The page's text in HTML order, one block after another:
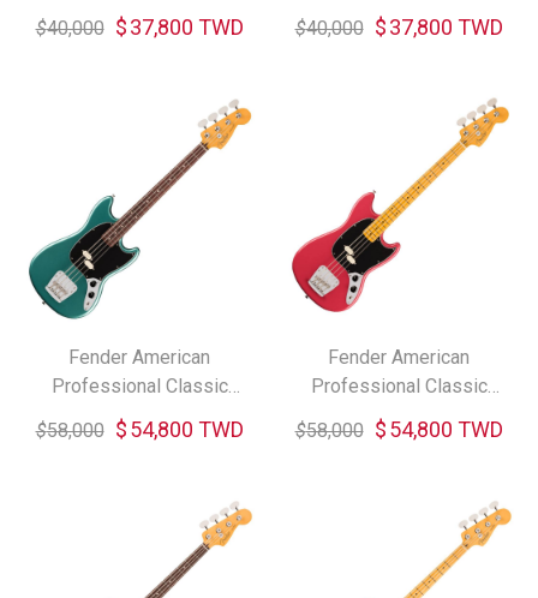
$40,000 $37,800 TWD
$40,000 $37,800 TWD
Fender American
Professional Classic
Mustang Bass Rosewood
電貝斯 (共二色)
$58,000 $54,800 TWD
Fender American
Professional Classic
Mustang Bass Maple 電貝
斯
$58,000 $54,800 TWD